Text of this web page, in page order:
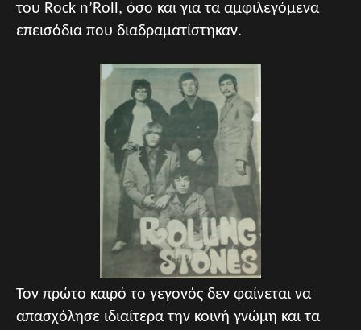
του Rock n’Roll, όσο και για τα αμφιλεγόμενα
επεισόδια που διαδραματίστηκαν.
Τον πρώτο καιρό το γεγονός δεν φαίνεται να
απασχόλησε ιδιαίτερα την κοινή γνώμη και τα